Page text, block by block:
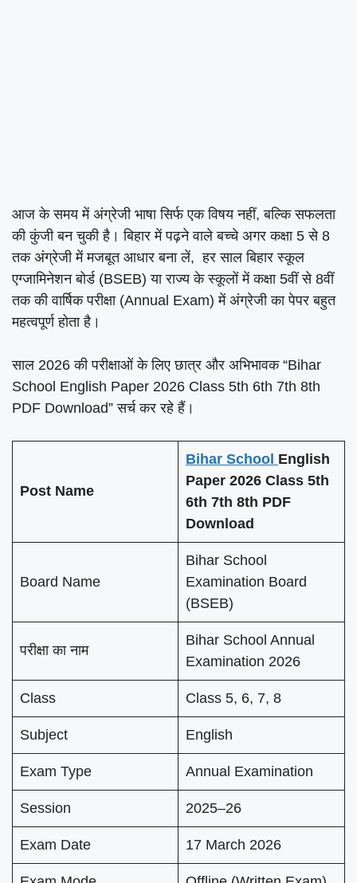
आज के समय में अंग्रेजी भाषा सिर्फ एक विषय नहीं, बल्कि सफलता
की कुंजी बन चुकी है। बिहार में पढ़ने वाले बच्चे अगर कक्षा 5 से 8
तक अंग्रेजी में मजबूत आधार बना लें, हर साल बिहार स्कूल
एग्जामिनेशन बोर्ड (BSEB) या राज्य के स्कूलों में कक्षा 5वीं से 8वीं
तक की वार्षिक परीक्षा (Annual Exam) में अंग्रेजी का पेपर बहुत
महत्वपूर्ण होता है।
साल 2026 की परीक्षाओं के लिए छात्र और अभिभावक “Bihar
School English Paper 2026 Class 5th 6th 7th 8th
PDF Download” सर्च कर रहे हैं।
Post Name
Bihar School English
Paper 2026 Class 5th
6th 7th 8th PDF
Download
Board Name
Bihar School
Examination Board
(BSEB)
परीक्षा का नाम
Bihar School Annual
Examination 2026
Class Class 5, 6, 7, 8
Subject English
Exam Type Annual Examination
Session 2025–26
Exam Date 17 March 2026